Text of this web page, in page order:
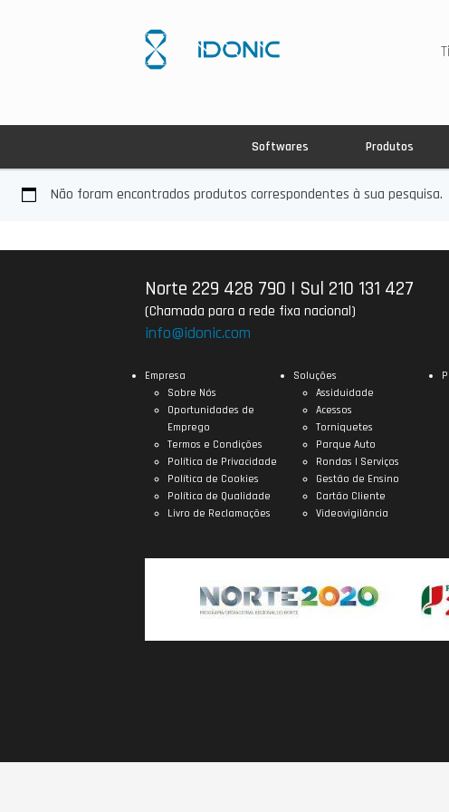
Softwares Produtos
Não foram encontrados produtos correspondentes à sua pesquisa.
Norte 229 428 790 | Sul 210 131 427
(Chamada para a rede fixa nacional)
info@idonic.com
Empresa
Sobre Nós
Oportunidades de
Emprego
Termos e Condições
Política de Privacidade
Política de Cookies
Política de Qualidade
Livro de Reclamações
Soluções
Assiduidade
Acessos
Torniquetes
Parque Auto
Rondas | Serviços
Gestão de Ensino
Cartão Cliente
Videovigilância